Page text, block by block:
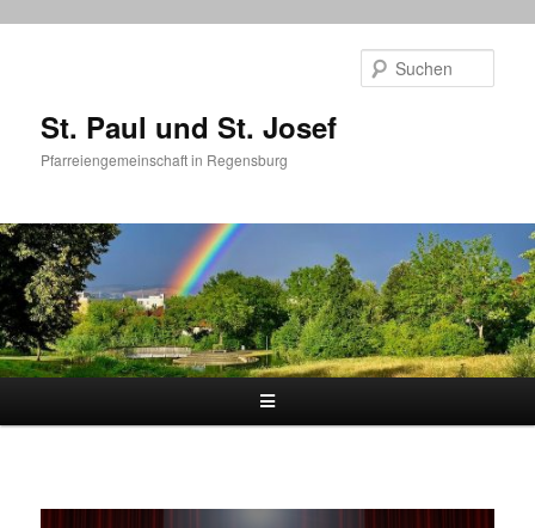
St. Paul und St. Josef
Pfarreiengemeinschaft in Regensburg